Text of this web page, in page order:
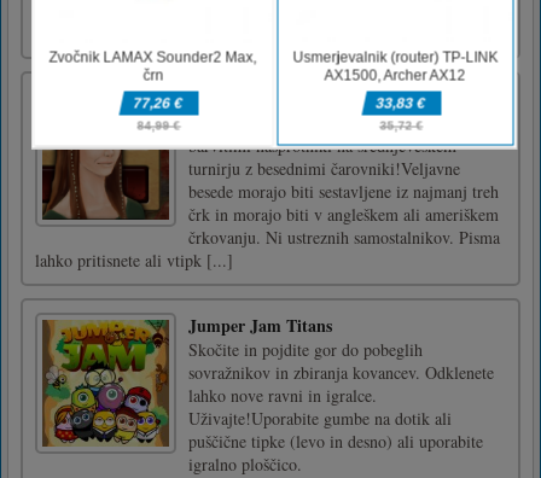
Bojni pisarji
Preizkusite svojo pamet pred desetimi
barvitimi nasprotniki na srednjeveškem
turnirju z besednimi čarovniki!Veljavne
besede morajo biti sestavljene iz najmanj treh
črk in morajo biti v angleškem ali ameriškem
črkovanju. Ni ustreznih samostalnikov. Pisma
lahko pritisnete ali vtipk [...]
Jumper Jam Titans
Skočite in pojdite gor do pobeglih
sovražnikov in zbiranja kovancev. Odklenete
lahko nove ravni in igralce.
Uživajte!Uporabite gumbe na dotik ali
puščične tipke (levo in desno) ali uporabite
igralno ploščico.